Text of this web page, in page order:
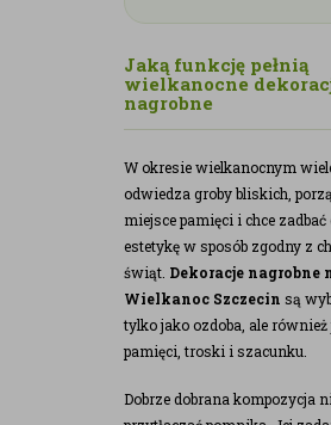
Jaką funkcję pełnią
wielkanocne
nagrobne
W okresie wielkanocnym
odwiedza groby bliskich,
miejsce pamięci i chce zadbać
estetykę w sposób zgodny z
świąt. Dekoracje nagrobne
Wielkanoc Szczecin są
tylko jako ozdoba, ale
pamięci, troski i szacunku.
Dobrze dobrana kompozycja